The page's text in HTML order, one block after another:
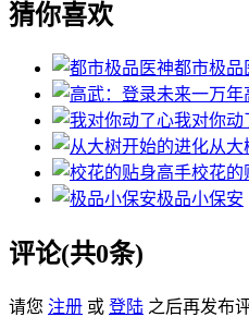
猜你喜欢
都市极品
我对你动
从大
校花的
极品小保安
评论(共0条)
请您 注册 或 登陆 之后再发布